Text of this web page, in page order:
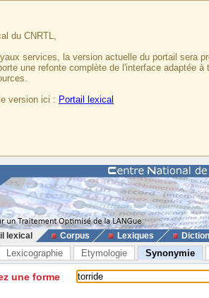
du CNRTL,
services, la version actuelle du portail sera
une refonte complète de l'interface adaptée
version ici : Portail lexical
lexical Corpus Lexiques
Lexicographie Etymologie Synonymie
une forme